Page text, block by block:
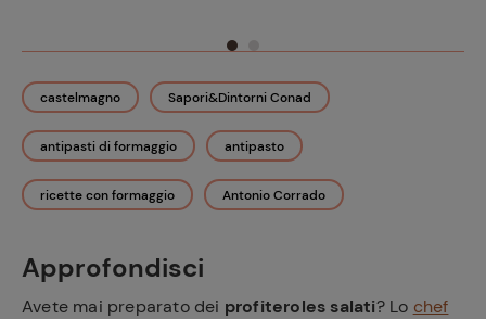
castelmagno Sapori&Dintorni Conad
antipasti di formaggio antipasto
ricette con formaggio Antonio Corrado
Approfondisci
Avete mai preparato dei profiteroles salati? Lo chef